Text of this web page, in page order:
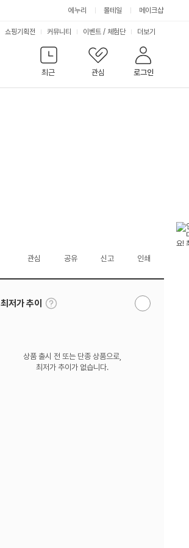
에누리 몰테일 메이크샵
최근
관심 로그인
쇼핑기획전 커뮤니티 이벤트 / 체험단 서
비
스
더보기
관심 공유 신고 인쇄
최저가 추이
툴
팁
알
상품 출시 전 또는 단종 상품으로,
최저가 추이가 없습니다.